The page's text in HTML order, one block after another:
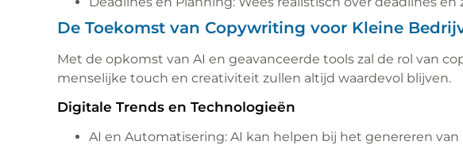
De Toekomst van Copywriting voor Kleine
Met de opkomst van AI en geavanceerde tools zal de rol van
menselijke touch en creativiteit zullen altijd waardevol blijven.
Digitale Trends en Technologieën
AI en Automatisering: AI kan helpen bij het genereren